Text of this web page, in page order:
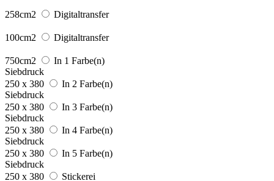
258cm2 Digitaltransfer
100cm2 Digitaltransfer
750cm2
In 1 Farbe(n)
Siebdruck
250 x 380
In 2 Farbe(n)
Siebdruck
250 x 380
In 3 Farbe(n)
Siebdruck
250 x 380
In 4 Farbe(n)
Siebdruck
250 x 380
In 5 Farbe(n)
Siebdruck
250 x 380
Stickerei